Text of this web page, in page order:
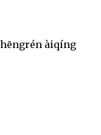
àiqíng